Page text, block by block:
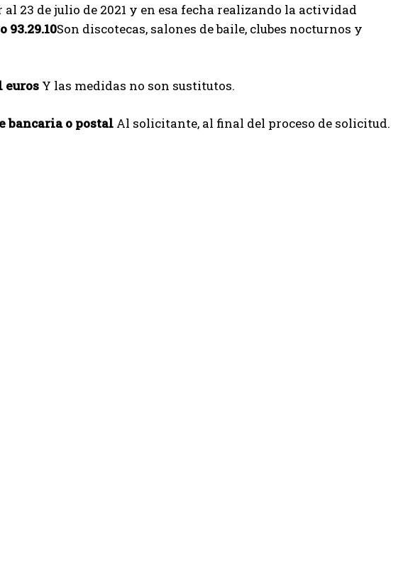
23 de julio de 2021 y en esa fecha realizando la actividad
93.29.10Son discotecas, salones de baile, clubes nocturnos y
euros Y las medidas no son sustitutos.
bancaria o postal Al solicitante, al final del proceso de solicitud.